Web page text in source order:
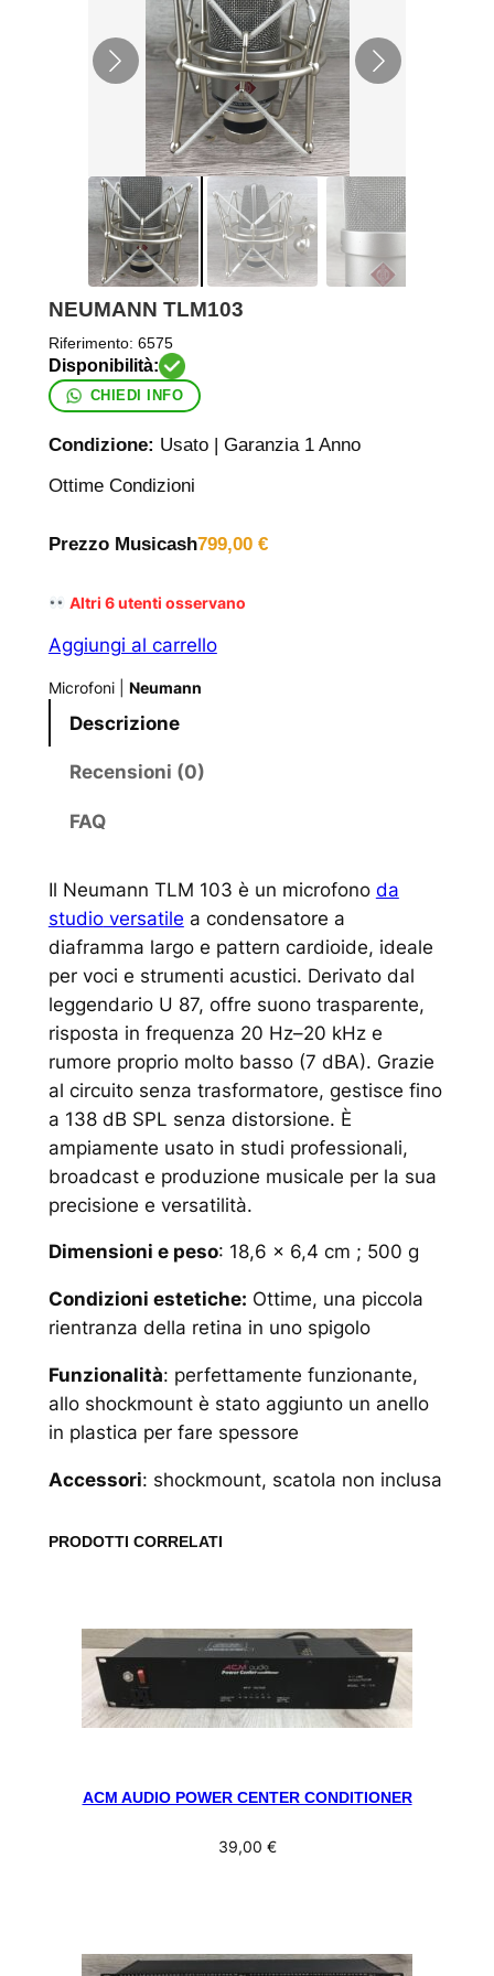
NEUMANN TLM103
Riferimento: 6575
CHIEDI INFO
Condizione: Usato | Garanzia 1 Anno
Ottime Condizioni
Prezzo Musicash799,00 €
Altri6utenti osservano
Aggiungi al carrello
Microfoni| Neumann
Descrizione
Recensioni (0)
FAQ
Il Neumann TLM 103 è un microfono da
studioversatile a condensatore a
diaframma largo e pattern cardioide, ideale
per voci e strumenti acustici. Derivato dal
leggendario U 87, offre suono trasparente,
risposta in frequenza 20 Hz–20 kHz e
rumore proprio molto basso (7 dBA). Grazie
al circuito senza trasformatore, gestisce fino
a 138 dB SPL senza distorsione. È
ampiamente usato in studi professionali,
broadcast e produzione musicale per la sua
precisione e versatilità.
Dimensioni e peso: 18,6 x 6,4 cm ; 500 g
Condizioni estetiche: Ottime, una piccola
rientranza della retina in uno spigolo
Funzionalità: perfettamente funzionante,
allo shockmount è stato aggiunto un anello
in plastica per fare spessore
Accessori: shockmount, scatola non inclusa
PRODOTTI CORRELATI
ACM AUDIO POWER CENTER CONDITIONER
39,00 €